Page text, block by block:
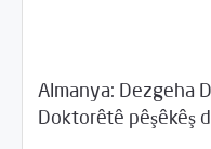
Almanya: Dezgeha
Doktorêtê pêşêkêş
11/2017 Rahînan û Beşdarî